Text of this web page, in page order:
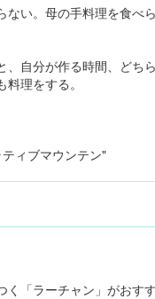
ない。母の手料理を食べ
自分が作る時間、どち
理をする。
ィブマウンテン"
「ラーチャン」がおすす